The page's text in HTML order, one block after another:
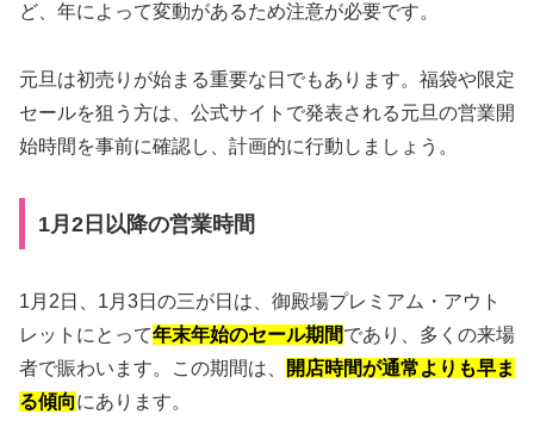
ど、年によって変動があるため注意が必要です。
元旦は初売りが始まる重要な日でもあります。福袋や限定
セールを狙う方は、公式サイトで発表される元旦の営業開
始時間を事前に確認し、計画的に行動しましょう。
1月2日以降の営業時間
1月2日、1月3日の三が日は、御殿場プレミアム・アウト
レットにとって年末年始のセール期間であり、多くの来場
者で賑わいます。この期間は、
開店時間が通常よりも早ま
る傾向にあります。